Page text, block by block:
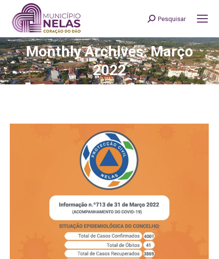
Search:
Pesquisar
Monthly Archives: Março
2022
You are here: